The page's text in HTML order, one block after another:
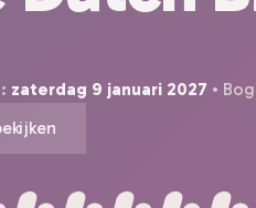
zaterdag 9 januari 2027 •